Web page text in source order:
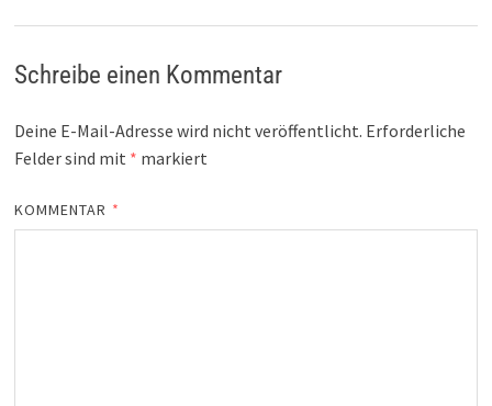
Schreibe einen Kommentar
Deine E-Mail-Adresse wird nicht veröffentlicht. Erforderliche
Felder sind mit * markiert
KOMMENTAR *